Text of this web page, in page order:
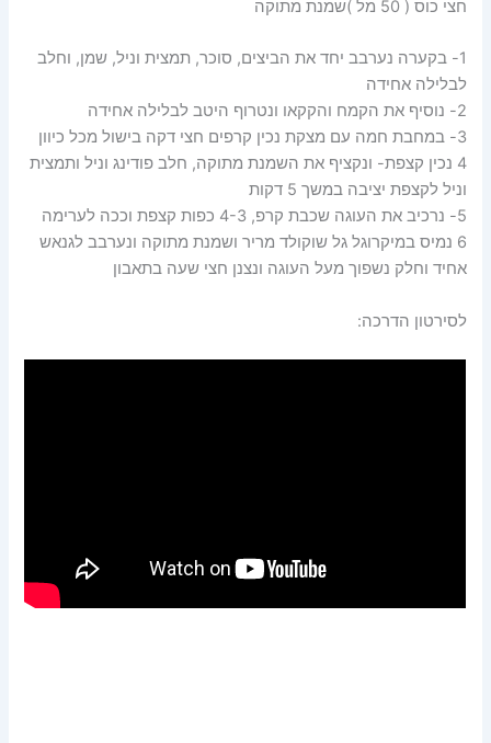
חצי כוס ( 50 מל )שמנת מתוקה
1- בקערה נערבב יחד את הביצים, סוכר, תמצית וניל, שמן, וחלב
לבלילה אחידה
2- נוסיף את הקמח והקקאו ונטרוף היטב לבלילה אחידה
3- במחבת חמה עם מצקת נכין קרפים חצי דקה בישול מכל כיוון
4 נכין קצפת- ונקציף את השמנת מתוקה, חלב פודינג וניל ותמצית
וניל לקצפת יציבה במשך 5 דקות
5- נרכיב את העוגה שכבת קרפ, 4-3 כפות קצפת וככה לערימה
6 נמיס במיקרוגל גל שוקולד מריר ושמנת מתוקה ונערבב לגנאש
אחיד וחלק נשפוך מעל העוגה ונצנן חצי שעה בתאבון
לסירטון הדרכה: